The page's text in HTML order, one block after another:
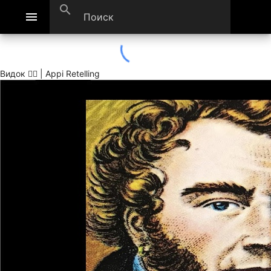
menu search
Видок 🕵‍♂ | Appi Retelling